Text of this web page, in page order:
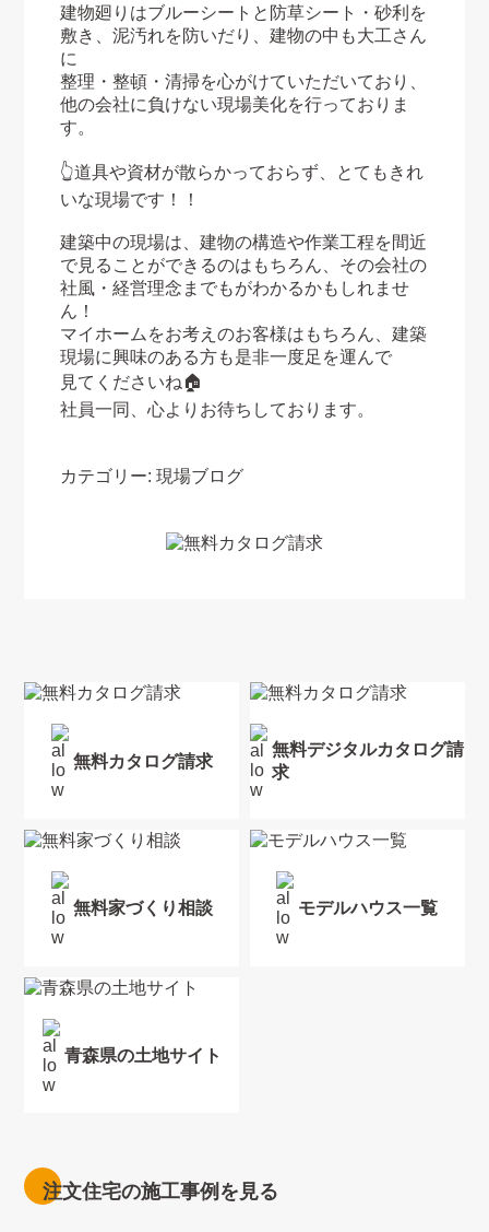
無料カタログ請求
無料デジタルカタログ請
求
無料家づくり相談 モデルハウス一覧
青森県の土地サイト
建物廻りはブルーシートと防草シート・砂利を
敷き、泥汚れを防いだり、建物の中も大工さん
に
整理・整頓・清掃を心がけていただいており、
他の会社に負けない現場美化を行っておりま
す。
👆道具や資材が散らかっておらず、とてもきれ
いな現場です！！
建築中の現場は、建物の構造や作業工程を間近
で見ることができるのはもちろん、その会社の
社風・経営理念までもがわかるかもしれませ
ん！
マイホームをお考えのお客様はもちろん、建築
現場に興味のある方も是非一度足を運んで
見てくださいね🏠
社員一同、心よりお待ちしております。
カテゴリー: 現場ブログ
注文住宅の施工事例を見る